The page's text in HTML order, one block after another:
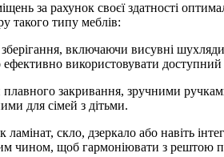
за рахунок своєї здатності
такого типу меблів:
включаючи висувні шухляди,
ефективно використовувати доступний
закривання, зручними
для сімей з дітьми.
скло, дзеркало або навіть
чином, щоб гармоніювати з